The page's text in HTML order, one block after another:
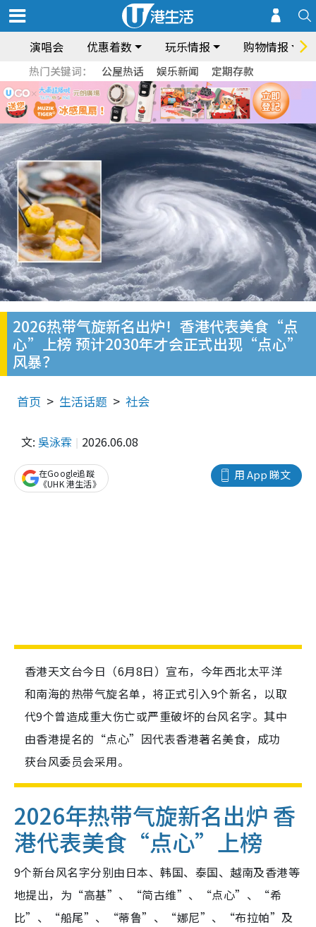
演唱会 优惠着数 玩乐情报 购物情报
热门关键词： 公屋热话 娱乐新闻 定期存款
2026热带气旋新名出炉！香港代表美食“点
心”上榜 预计2030年才会正式出现“点心”
风暴？
首页 生活话题 社会
文: 吳泳霖 2026.06.08
用 App 睇文
在Google追蹤
《UHK 港生活》
香港天文台今日（6月8日）宣布，今年西北太平洋
和南海的热带气旋名单，将正式引入9个新名，以取
代9个曾造成重大伤亡或严重破坏的台风名字。其中
由香港提名的“点心”因代表香港著名美食，成功
获台风委员会采用。
2026年热带气旋新名出炉 香
港代表美食“点心”上榜
9个新台风名字分别由日本、韩国、泰国、越南及香港等
地提出，为“高基”、“简古维”、“点心”、“希
比”、“船尾”、“蒂鲁”、“娜尼”、“布拉帕”及